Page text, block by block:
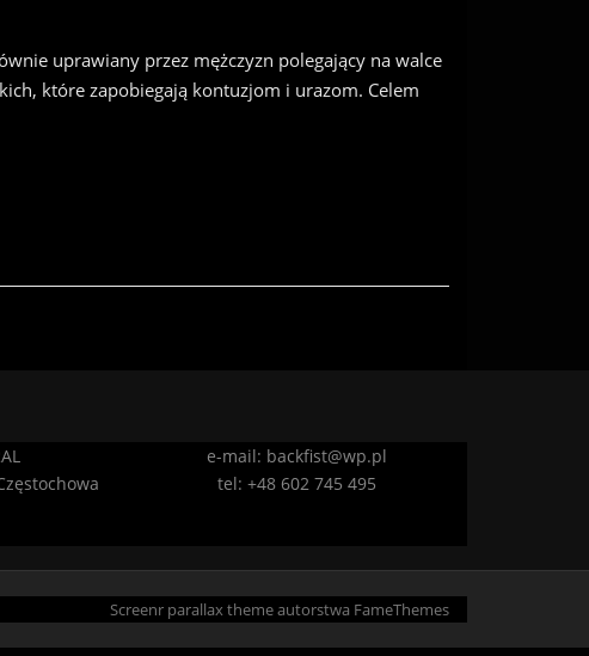
uprawiany przez mężczyzn polegający na walce
które zapobiegają kontuzjom i urazom. Celem
e-mail: backfist@wp.pl
tel: +48 602 745 495
Screenr parallax themeautorstwa FameThemes